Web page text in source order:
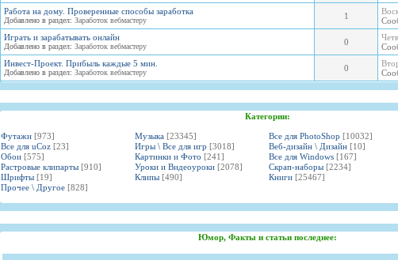
Работа на дому. Проверенные способы заработка
Добавлено в раздел: Заработок вебмастеру 1
Играть и зарабатывать онлайн
Добавлено в раздел: Заработок вебмастеру 0
Инвест-Проект. Прибыль каждые 5 мин.
Добавлено в раздел: Заработок вебмастеру 0
Категории:
Футажи [973] Музыка [23345] Все для PhotoShop [10032]
Все для uCoz [23] Игры \ Все для игр [3018] Веб-дизайн \ Дизайн [10]
Обои [575] Картинки и Фото [241] Все для Windows [167]
Растровые клипарты [910] Уроки и Видеоуроки [2078] Скрап-наборы [2234]
Шрифты [19] Клипы [490] Книги [25467]
Прочее \ Другое [828]
Юмор, Факты и статьи последнее: